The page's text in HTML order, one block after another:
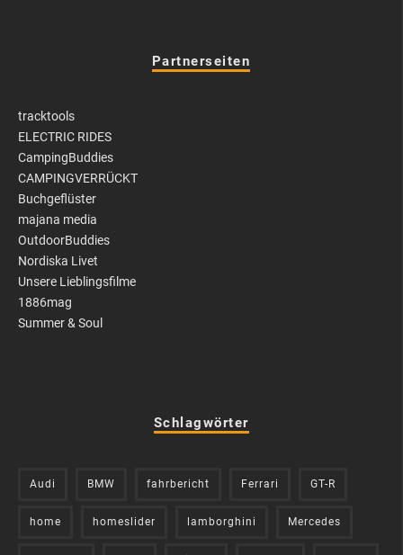
Partnerseiten
tracktools
ELECTRIC RIDES
CampingBuddies
CAMPINGVERRÜCKT
Buchgeflüster
majana media
OutdoorBuddies
Nordiska Livet
Unsere Lieblingsfilme
1886mag
Summer & Soul
Schlagwörter
Audi BMW fahrbericht Ferrari GT-R
home homeslider lamborghini Mercedes